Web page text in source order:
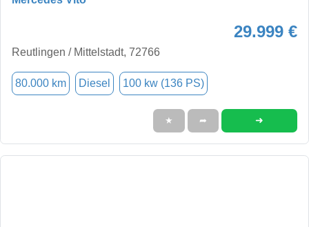
29.999 €
Reutlingen / Mittelstadt, 72766
80.000 km Diesel 100 kw (136 PS)
★ ➦ ➜